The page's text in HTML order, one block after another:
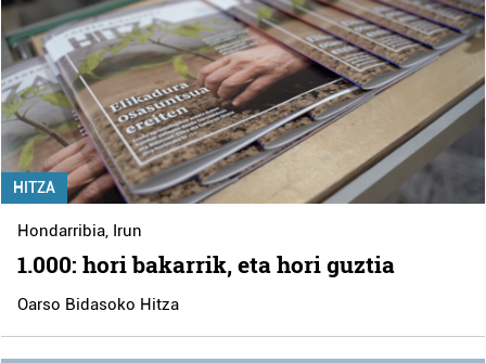
HITZA
Hondarribia, Irun
1.000: hori bakarrik, eta hori guztia
Oarso Bidasoko Hitza